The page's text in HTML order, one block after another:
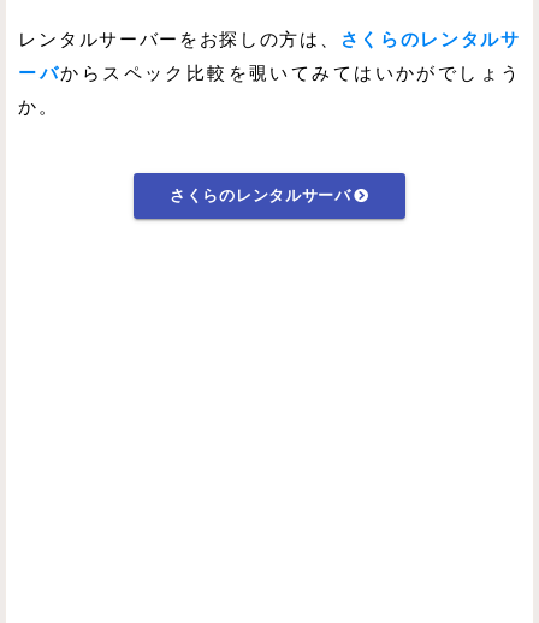
レンタルサーバーをお探しの方は、
さくらのレンタルサ
ーバからスペック比較を覗いてみてはいかがでしょう
か。
さくらのレンタルサーバ